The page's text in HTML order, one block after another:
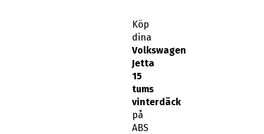
Köp
dina
Volkswagen
Jetta
15
tums
vinterdäck
på
ABS